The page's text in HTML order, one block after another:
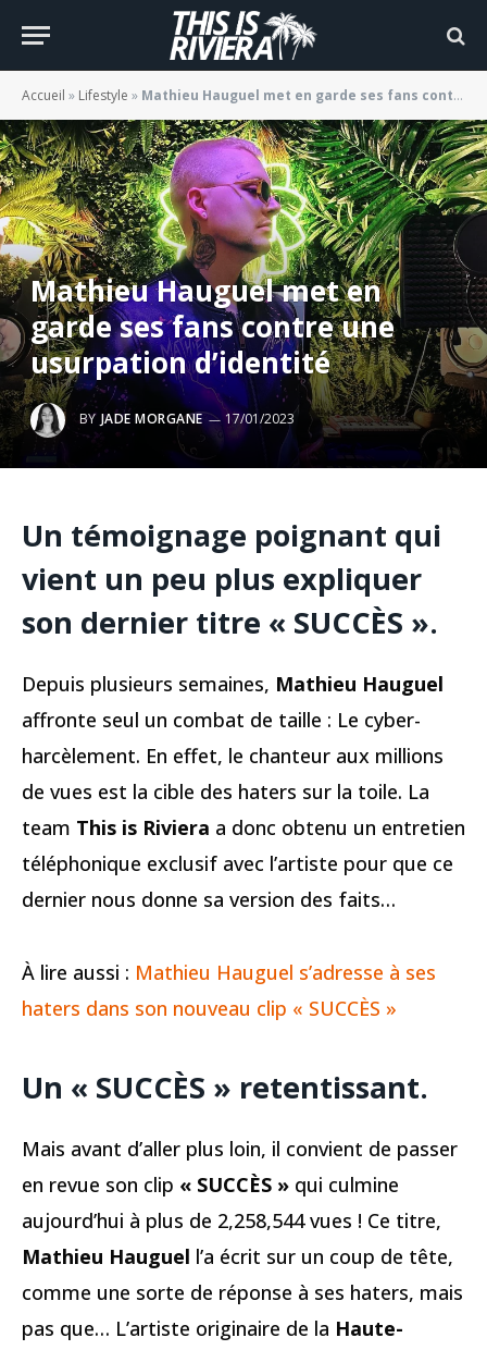
Accueil » Lifestyle » Mathieu Hauguel met en garde ses fans contre une usurpation d’identité
Mathieu Hauguel met en
garde ses fans contre une
usurpation d’identité
BY JADE MORGANE 17/01/2023
Un témoignage poignant qui
vient un peu plus expliquer
son dernier titre « SUCCÈS ».
Depuis plusieurs semaines, Mathieu Hauguel
affronte seul un combat de taille : Le cyber-
harcèlement. En effet, le chanteur aux millions
de vues est la cible des haters sur la toile. La
team This is Riviera a donc obtenu un entretien
téléphonique exclusif avec l’artiste pour que ce
dernier nous donne sa version des faits…
À lire aussi : Mathieu Hauguel s’adresse à ses
haters dans son nouveau clip « SUCCÈS »
Un « SUCCÈS » retentissant.
Mais avant d’aller plus loin, il convient de passer
en revue son clip « SUCCÈS » qui culmine
aujourd’hui à plus de 2,258,544 vues ! Ce titre,
Mathieu Hauguel l’a écrit sur un coup de tête,
comme une sorte de réponse à ses haters, mais
pas que… L’artiste originaire de la Haute-